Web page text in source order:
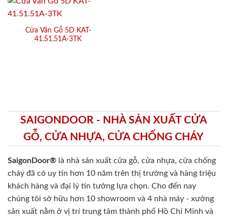
Cửa Vân Gỗ 5D KAT-
41.51.51A-3TK
SAIGONDOOR - NHÀ SẢN XUẤT CỬA
GỖ, CỬA NHỰA, CỬA CHỐNG CHÁY
SaigonDoor® là nhà sản xuất cửa gỗ, cửa nhựa, cửa chống
cháy đã có uy tín hơn 10 năm trên thị trường và hàng triệu
khách hàng và đại lý tin tưởng lựa chọn. Cho đến nay
chúng tôi sở hữu hơn 10 showroom và 4 nhà máy - xưởng
sản xuất nằm ở vị trí trung tâm thành phố Hồ Chí Minh và